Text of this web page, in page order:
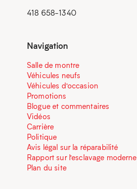
418 658-1340
Navigation
Salle de montre
Véhicules neufs
Véhicules d’occasion
Promotions
Blogue et commentaires
Vidéos
Carrière
Politique
Avis légal sur la réparabilité
Rapport sur l’esclavage moderne
Plan du site